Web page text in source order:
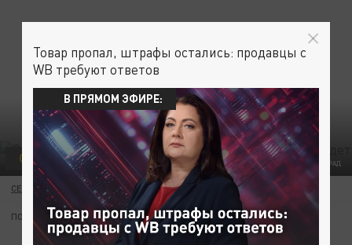
ФОТО: ЦАРЬГРАД
ОБЩЕСТВО
СЕМЕН ГРИГОРЬЕВ 24 ИЮНЯ 12:38
ПОДПИШИТЕСЬ:
Товар пропал, штрафы остались: продавцы с
WB требуют ответов
В ПРЯМОМ ЭФИРЕ: